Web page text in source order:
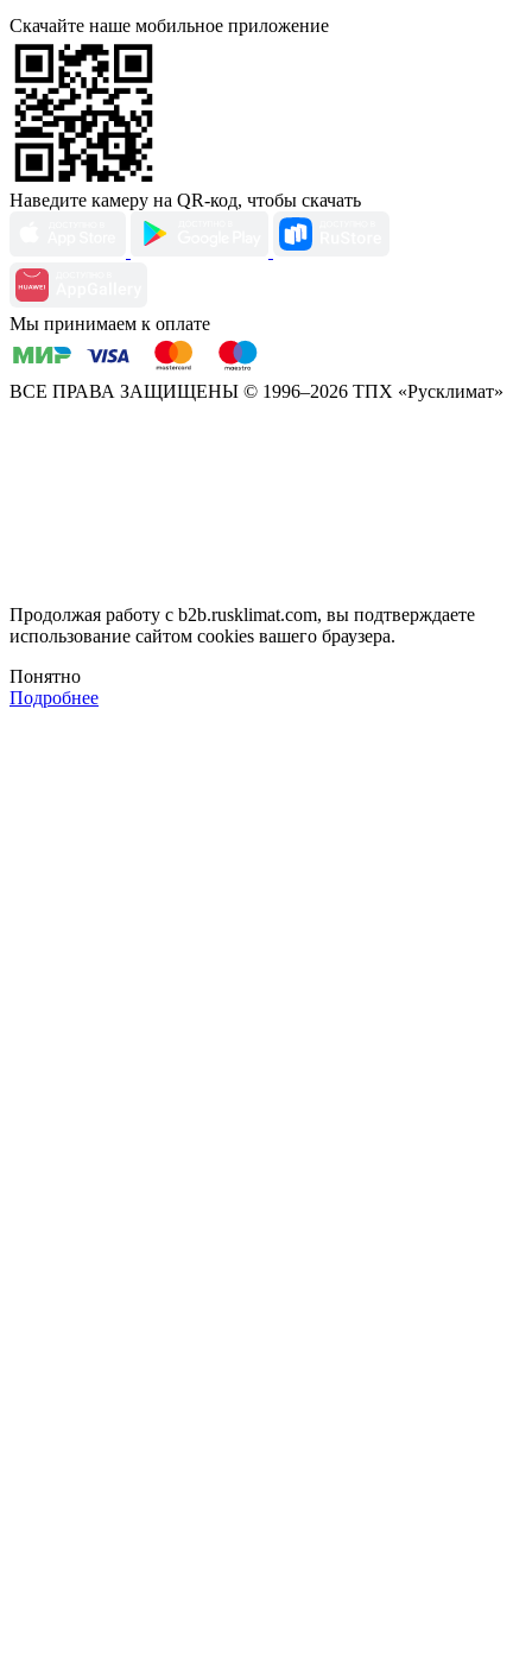
Скачайте наше мобильное приложение
Наведите камеру на QR-код, чтобы скачать
Мы принимаем к оплате
ВСЕ ПРАВА ЗАЩИЩЕНЫ © 1996–2026 ТПХ «Русклимат»
Продолжая работу с b2b.rusklimat.com, вы подтверждаете
использование сайтом cookies вашего браузера.
Понятно
Подробнее